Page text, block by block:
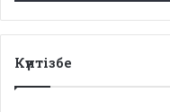
Күнтізбе